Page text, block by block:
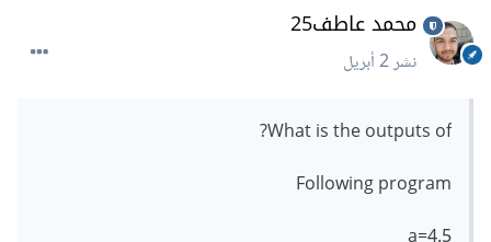
محمد عاطف25
نشر2 أبريل
What is the outputs of?
Following program